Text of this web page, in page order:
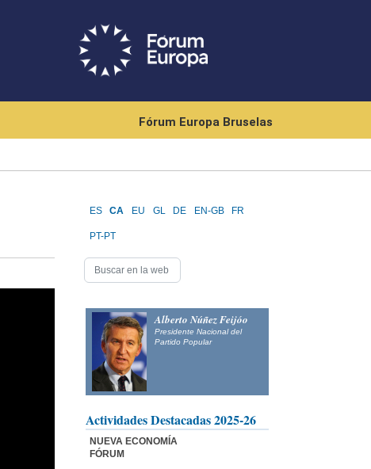
Fórum Europa Bruselas
ES CA EU GL DE EN-GB FR
PT-PT
Alberto Núñez Feijóo
Presidente Nacional del
Partido Popular
Actividades Destacadas 2025-26
NUEVA ECONOMÍA
FÓRUM